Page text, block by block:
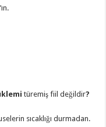
türemiş fiil değildir?
sıcaklığı durmadan.